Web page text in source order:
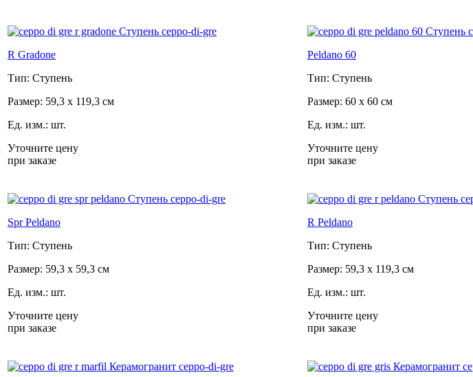
R Gradone
Тип: Ступень
Размер: 59,3 x 119,3 см
Ед. изм.: шт.
Уточните цену
при заказе
Peldano 60
Тип: Ступень
Размер: 60 x 60 см
Ед. изм.: шт.
Уточните цену
при заказе
Spr Peldano
Тип: Ступень
Размер: 59,3 x 59,3 см
Ед. изм.: шт.
Уточните цену
при заказе
R Peldano
Тип: Ступень
Размер: 59,3 x 119,3 см
Ед. изм.: шт.
Уточните цену
при заказе